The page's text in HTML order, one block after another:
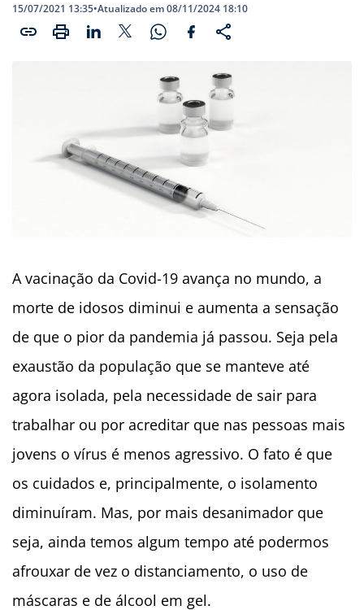
15/07/2021 13:35•Atualizado em 08/11/2024 18:10
A vacinação da Covid-19 avança no mundo, a
morte de idosos diminui e aumenta a sensação
de que o pior da pandemia já passou. Seja pela
exaustão da população que se manteve até
agora isolada, pela necessidade de sair para
trabalhar ou por acreditar que nas pessoas mais
jovens o vírus é menos agressivo. O fato é que
os cuidados e, principalmente, o isolamento
diminuíram. Mas, por mais desanimador que
seja, ainda temos algum tempo até podermos
afrouxar de vez o distanciamento, o uso de
máscaras e de álcool em gel.